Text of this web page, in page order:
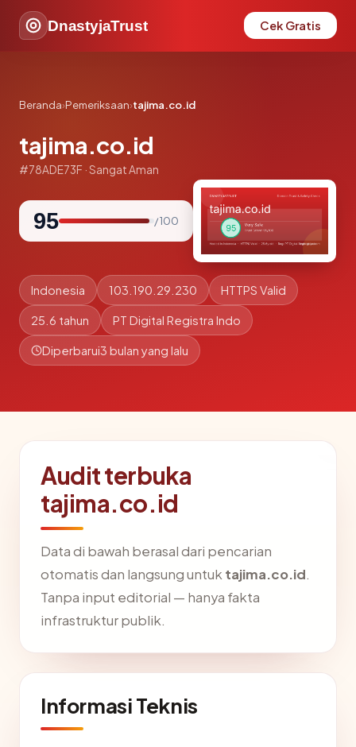
DnastyjaTrust Cek Gratis
Beranda›Pemeriksaan›tajima.co.id
tajima.co.id
#78ADE73F · Sangat Aman
95 / 100
Indonesia 103.190.29.230 HTTPS Valid
25.6 tahun PT Digital Registra Indo
Diperbarui3 bulan yang lalu
Audit terbuka
tajima.co.id
Data di bawah berasal dari pencarian
otomatis dan langsung untuk tajima.co.id.
Tanpa input editorial — hanya fakta
infrastruktur publik.
Informasi Teknis